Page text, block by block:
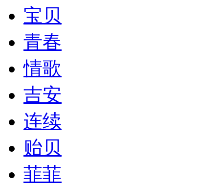
宝贝
青春
情歌
吉安
连续
贻贝
菲菲